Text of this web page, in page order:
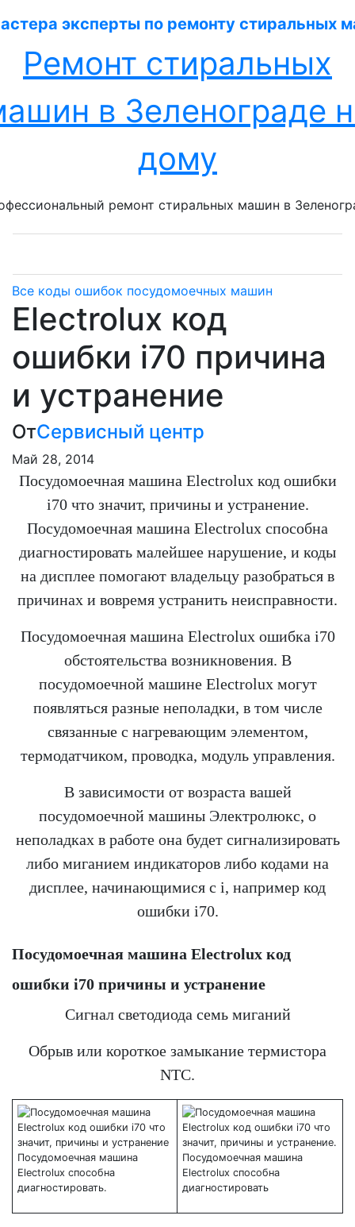
к
Ремонт стиральных
в Зеленограде
дому
ремонт стиральных машин в
Все коды ошибок посудомоечных машин
Electrolux код
ошибки i70 причина
и устранение
ОтСервисный центр
Май 28, 2014
Посудомоечная машина Electrolux код ошибки
i70 что значит, причины и устранение.
Посудомоечная машина Electrolux способна
диагностировать малейшее нарушение, и коды
на дисплее помогают владельцу разобраться в
причинах и вовремя устранить неисправности.
Посудомоечная машина Electrolux ошибка i70
обстоятельства возникновения. В
посудомоечной машине Electrolux могут
появляться разные неполадки, в том числе
связанные с нагревающим элементом,
термодатчиком, проводка, модуль управления.
В зависимости от возраста вашей
посудомоечной машины Электролюкс, о
неполадках в работе она будет сигнализировать
либо миганием индикаторов либо кодами на
дисплее, начинающимися с i, например код
ошибки i70.
Посудомоечная машина Electrolux код
ошибки i70 причины и устранение
Сигнал светодиода семь миганий
Обрыв или короткое замыкание термистора
NTC.